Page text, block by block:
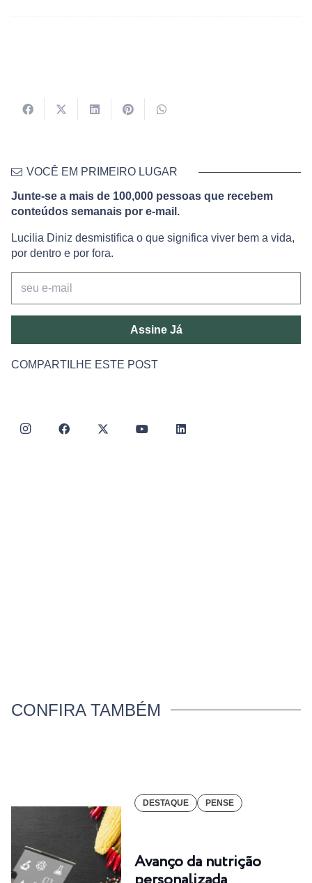
VOCÊ EM PRIMEIRO LUGAR
Junte-se a mais de 100,000 pessoas que recebem
conteúdos semanais por e-mail.
Lucilia Diniz desmistifica o que significa viver bem a vida,
por dentro e por fora.
Assine Já
COMPARTILHE ESTE POST
CONFIRA TAMBÉM
DESTAQUE PENSE
Avanço da nutrição